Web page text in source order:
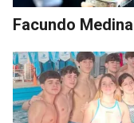
Facundo